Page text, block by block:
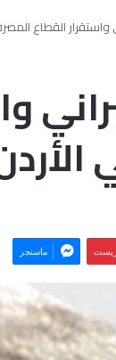
واستقرار القطاع
ماسنجر